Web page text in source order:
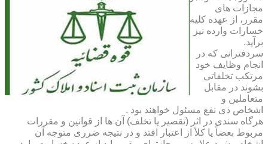
مجازات های
مقرر، از عهده کلیه
خسارات وارده نیز
برآید.
سردفترانی که در
انجام وظایف خود
مرتکب تخلفاتی
بشوند در مقابل
متعاملین و
اشخاص ذی نفع مسئول خواهند بود .
هرگاه سندی در اثر (تقصیر یا تخلف) آن ها از قوانین و مقررات
مربوط بعضاً یا کلاً از اعتبار افتد و در نتیجه ضرری متوجه آن